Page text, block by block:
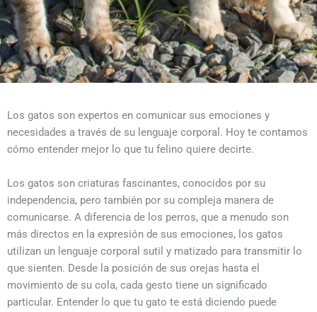
Los gatos son expertos en comunicar sus emociones y
necesidades a través de su lenguaje corporal. Hoy te contamos
cómo entender mejor lo que tu felino quiere decirte.
Los gatos son criaturas fascinantes, conocidos por su
independencia, pero también por su compleja manera de
comunicarse. A diferencia de los perros, que a menudo son
más directos en la expresión de sus emociones, los gatos
utilizan un lenguaje corporal sutil y matizado para transmitir lo
que sienten. Desde la posición de sus orejas hasta el
movimiento de su cola, cada gesto tiene un significado
particular. Entender lo que tu gato te está diciendo puede